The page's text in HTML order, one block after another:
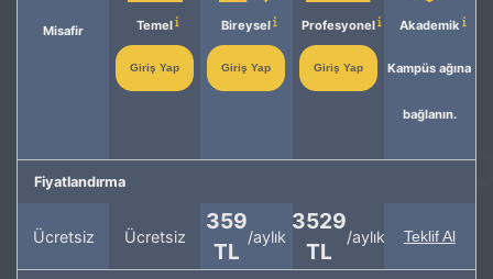
Misafir Temel
Giriş Yap
Bireysel
Giriş Yap
Profesyonel
Giriş Yap
Akademik
Kampüs ağına
bağlanın.
Fiyatlandırma
Ücretsiz Ücretsiz
359
TL
/aylık
3529
TL
/aylık Teklif Al